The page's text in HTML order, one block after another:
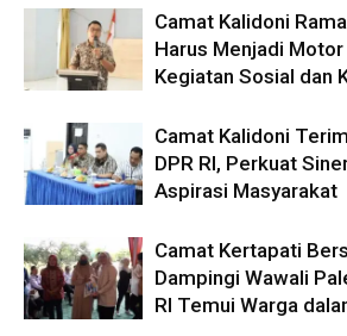
Camat Kalidoni
Harus Menjadi
Kegiatan Sosial dan
Camat Kalidoni
DPR RI, Perkuat
Aspirasi Masyarakat
Camat Kertapati
Dampingi Wawali
RI Temui Warga